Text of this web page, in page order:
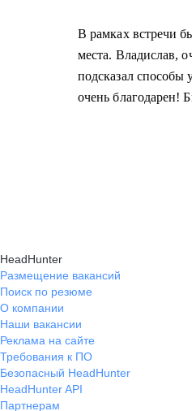
В рамках встречи
места. Владислав,
подсказал
очень благодарен!
HeadHunter
Размещение вакансий
Поиск по резюме
О компании
Наши вакансии
Реклама на сайте
Требования к ПО
Безопасный HeadHunter
HeadHunter API
Партнерам